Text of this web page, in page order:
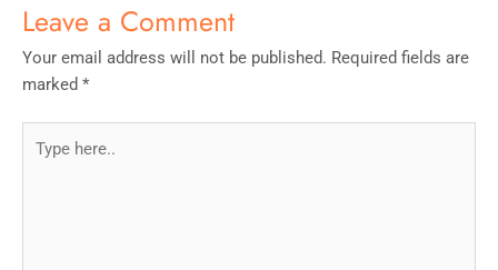
Leave a Comment
Your email address will not be published. Required fields are
marked *
here..